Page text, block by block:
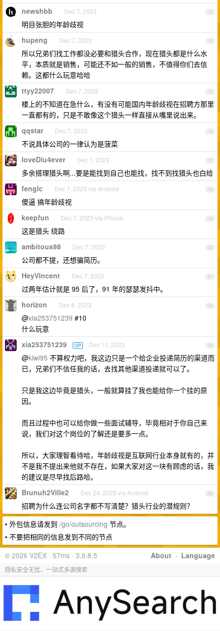
13
newshbb Dec 7, 2023
明目张胆的年龄歧视
14
hupeng Dec 7, 2023
所以兄弟们找工作都没必要和猎头合作，现在猎头都是什么水
平，本质就是销售，可能还不如一般的销售，不值得你们去信
赖。这都什么玩意哈哈
15
ttyy22007 Dec 7, 2023
楼上的不知道在急什么，有没有可能国内年龄歧视在招聘方那里
一直都有的，只是不敢像这个猎头一样直接从嘴里说出来。
16
qqstar Dec 7, 2023
不说具体公司的一律认为是菠菜
17
loveDiu4ever Dec 7, 2023
多余搭理猎头啊...要是能找到自己也能找，找不到找猎头也白给
18
fenglc Dec 7, 2023 via Android
傻逼 搞年龄歧视
19
keepfun Dec 7, 2023 via iPhone
这是猎头 绕路
20
ambitous98 Dec 7, 2023
公司都不提，还想骗简历。
21
HeyVincent Dec 7, 2023
过两年估计就是 95 后了，91 年的瑟瑟发抖中。
22
horizon Dec 8, 2023
@xia253751239 #10
什么玩意
23
xia253751239 OP Dec 11, 2023
@kiwi95 不算权力吧，我这边只是一个给企业投递简历的渠道而
已，兄弟们不信任我的话，去找其他渠道投递就可以了。
只是我这边毕竟是猎头，一般就算挂了我也能给你一个挂的原
因。
而且过程中也可以给你做一些面试辅导，毕竟相对于你自己来
说，我们对这个岗位的了解还是要多一点。
所以，大家理智看待哈，年龄歧视是互联网行业本身就有的，并
不是我不提出来他就不存在，如果大家对这一块有顾虑的话，我
的建议是尽早找后路哈。
24
Brunuh2Ville2 Dec 24, 2023 via Android
招聘为什么连公司名字都不写清楚？猎头行业的潜规则？
• 外包信息请发到 /go/outsourcing 节点。
• 不要把相同的信息发到不同的节点
About · Language
© 2026 V2EX · 57ms · 3.9.8.5
隐私安全无忧，一站式多源搜索